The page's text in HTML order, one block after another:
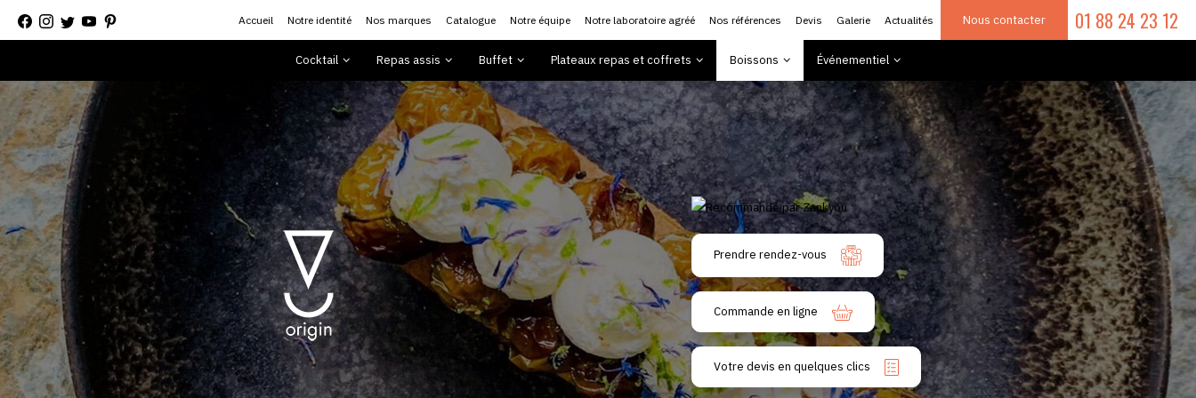
Accueil Notre identité Nos marques Catalogue Notre équipe Notre laboratoire agréé Nos références Devis Galerie Actualités Nous contacter 01 88 24 23 12
Cocktail Repas assis Buffet Plateaux repas et coffrets Boissons Événementiel
Prendre rendez-vous
Commande en ligne
Votre devis en quelques clics
Panneau de gestion des cookies